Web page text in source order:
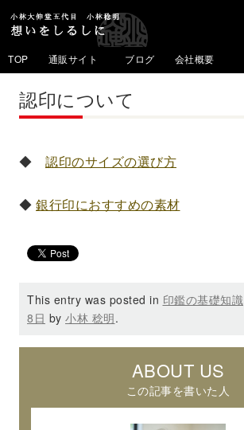
TOP 通販サイト ブログ 会社概要
認印について
◆ 認印のサイズの選び方
◆ 銀行印におすすめの素材
This entry was posted in 印鑑の基礎知識
8日 by 小林 稔明.
ABOUT US
この記事を書いた人